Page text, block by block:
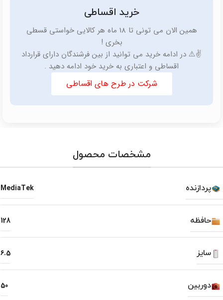
خرید اقساطی
همین الان می تونی تا 18 ماه هر کالایی خواستی قسطی
بخری !
✌️⚠️ در ادامه خرید می توانید از بین فرشندگان دارای قرارداد
اقساطی و اعتباری به خرید خود ادامه دهید .
شرکت در طرح های اقساطی
مشخصات محصول
پردازنده MediaTek
حافظه 128
سایز 6.5
دوربین 50